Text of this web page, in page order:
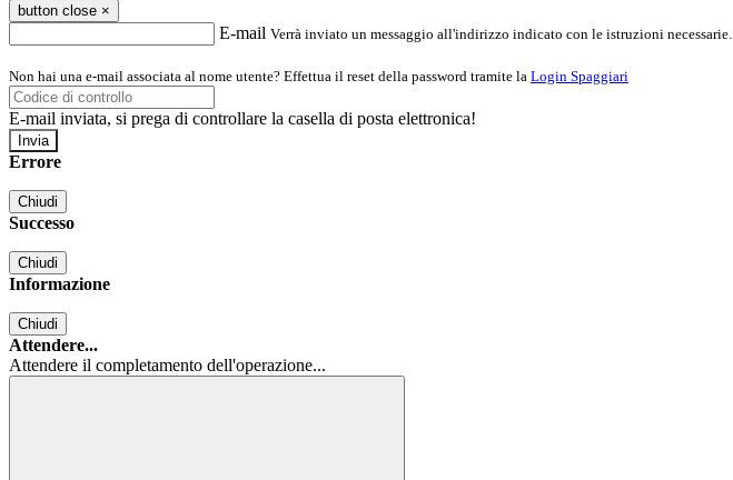
button close ×
E-mail Verrà inviato un messaggio all'indirizzo indicato con le istruzioni necessarie.
Non hai una e-mail associata al nome utente? Effettua il reset della password tramite la Login Spaggiari
E-mail inviata, si prega di controllare la casella di posta elettronica!
Errore
Chiudi
Successo
Chiudi
Informazione
Chiudi
Attendere...
Attendere il completamento dell'operazione...